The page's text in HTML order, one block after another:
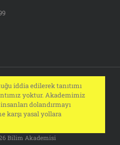
iddia edilerek tanıtımı
yoktur. Akademimiz
dolandırmayı
karşı yasal yollara
Bilim Akademisi